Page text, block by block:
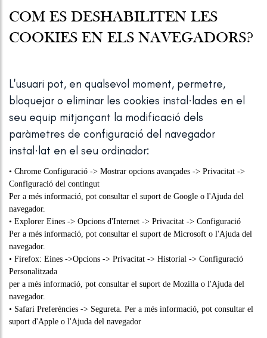
COM ES DESHABILITEN LES
COOKIES EN ELS NAVEGADORS?
L'usuari pot, en qualsevol moment, permetre,
bloquejar o eliminar les cookies instal·lades en el
seu equip mitjançant la modificació dels
paràmetres de configuració del navegador
instal·lat en el seu ordinador:
• Chrome Configuració -> Mostrar opcions avançades -> Privacitat ->
Configuració del contingut
Per a més informació, pot consultar el suport de Google o l'Ajuda del
navegador.
• Explorer Eines -> Opcions d'Internet -> Privacitat -> Configuració
Per a més informació, pot consultar el suport de Microsoft o l'Ajuda del
navegador.
• Firefox: Eines ->Opcions -> Privacitat -> Historial -> Configuració
Personalitzada
per a més informació, pot consultar el suport de Mozilla o l'Ajuda del
navegador.
• Safari Preferències -> Segureta. Per a més informació, pot consultar el
suport d'Apple o l'Ajuda del navegador